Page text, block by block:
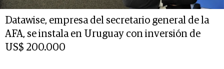
Datawise, empresa del secretario general de la
AFA, se instala en Uruguay con inversión de
US$ 200.000